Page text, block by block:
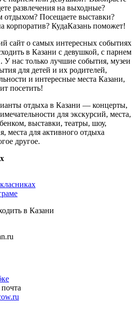
развлечения на выходные?
отдыхом? Посещаете выставки?
корпоратив? КудаКазань поможет!
сайт о самых интересных событиях
в Казани с девушкой, с парнем
нас только лучшие события, музеи
для детей и их родителей,
и интересные места Казани,
посетить!
отдыха в Казани — концерты,
для экскурсий, места,
выставки, театры, шоу,
места для активного отдыха
другое.
в Казани